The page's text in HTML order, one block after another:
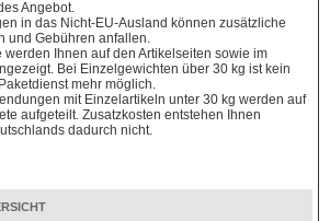
Angebot.
in das Nicht-EU-Ausland können zusätzliche
und Gebühren anfallen.
werden Ihnen auf den Artikelseiten sowie im
Bei Einzelgewichten über 30 kg ist kein
mehr möglich.
mit Einzelartikeln unter 30 kg werden auf
aufgeteilt. Zusatzkosten entstehen Ihnen
dadurch nicht.